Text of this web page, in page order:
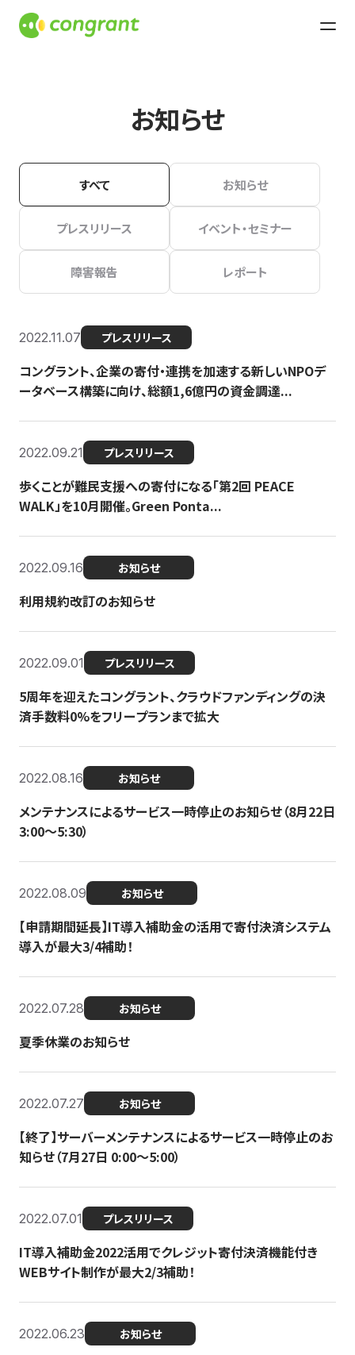
お知らせ
すべて お知らせ
プレスリリース イベント・セミナー
障害報告 レポート
2022.11.07 プレスリリース
コングラント、企業の寄付・連携を加速する新しいNPOデ
ータベース構築に向け、総額1,6億円の資金調達...
2022.09.21 プレスリリース
歩くことが難民支援への寄付になる「第2回 PEACE
WALK」を10月開催。Green Ponta...
2022.09.16 お知らせ
利用規約改訂のお知らせ
2022.09.01 プレスリリース
5周年を迎えたコングラント、クラウドファンディングの決
済手数料0%をフリープランまで拡大
2022.08.16 お知らせ
メンテナンスによるサービス一時停止のお知らせ（8月22日
3:00〜5:30）
2022.08.09 お知らせ
【申請期間延長】IT導入補助金の活用で寄付決済システム
導入が最大3/4補助！
2022.07.28 お知らせ
夏季休業のお知らせ
2022.07.27 お知らせ
【終了】サーバーメンテナンスによるサービス一時停止のお
知らせ（7月27日 0:00〜5:00）
2022.07.01 プレスリリース
IT導入補助金2022活用でクレジット寄付決済機能付き
WEBサイト制作が最大2/3補助！
2022.06.23 お知らせ